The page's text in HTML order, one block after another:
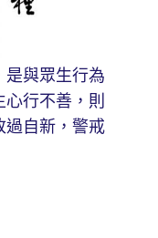
是與眾生行為
行不善，則
過自新，警戒